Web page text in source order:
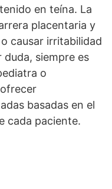
en teína. La
placentaria y
causar irritabilidad
siempre es
o
basadas en el
cada paciente.